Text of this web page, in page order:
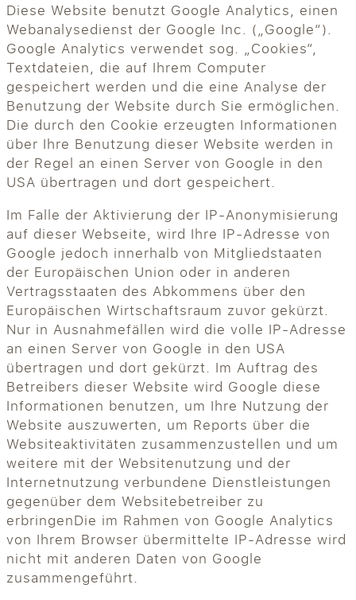
Diese Website benutzt Google Analytics, einen
Webanalysedienst der Google Inc. („Google“).
Google Analytics verwendet sog. „Cookies“,
Textdateien, die auf Ihrem Computer
gespeichert werden und die eine Analyse der
Benutzung der Website durch Sie ermöglichen.
Die durch den Cookie erzeugten Informationen
über Ihre Benutzung dieser Website werden in
der Regel an einen Server von Google in den
USA übertragen und dort gespeichert.
Im Falle der Aktivierung der IP-Anonymisierung
auf dieser Webseite, wird Ihre IP-Adresse von
Google jedoch innerhalb von Mitgliedstaaten
der Europäischen Union oder in anderen
Vertragsstaaten des Abkommens über den
Europäischen Wirtschaftsraum zuvor gekürzt.
Nur in Ausnahmefällen wird die volle IP-Adresse
an einen Server von Google in den USA
übertragen und dort gekürzt. Im Auftrag des
Betreibers dieser Website wird Google diese
Informationen benutzen, um Ihre Nutzung der
Website auszuwerten, um Reports über die
Websiteaktivitäten zusammenzustellen und um
weitere mit der Websitenutzung und der
Internetnutzung verbundene Dienstleistungen
gegenüber dem Websitebetreiber zu
erbringenDie im Rahmen von Google Analytics
von Ihrem Browser übermittelte IP-Adresse wird
nicht mit anderen Daten von Google
zusammengeführt.